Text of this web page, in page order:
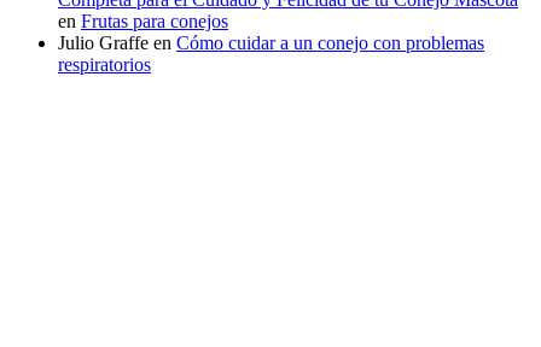
en Frutas para conejos
Julio Graffe en Cómo cuidar a un conejo con problemas
respiratorios